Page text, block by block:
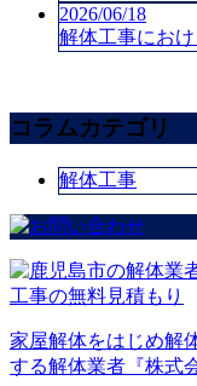
2026/06/18
解体工事にお
コラムカテゴリ
解体工事
家屋解体をはじめ解
する解体業者『株式